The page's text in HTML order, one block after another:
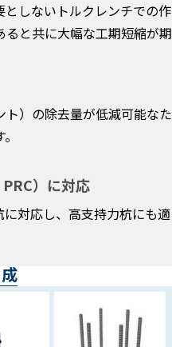
しないトルクレンチでの作
と共に大幅な工期短縮が期
）の除去量が低減可能なた
）に対応
対応し、高支持力杭にも適